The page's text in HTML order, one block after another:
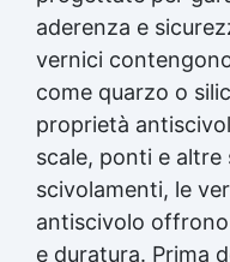
aderenza e
vernici
come quarzo o
proprietà
scale, ponti e
scivolamenti, le
antiscivolo
e duratura. Prima